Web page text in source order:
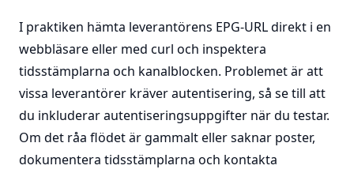
I praktiken hämta leverantörens EPG-URL direkt i en
webbläsare eller med curl och inspektera
tidsstämplarna och kanalblocken. Problemet är att
vissa leverantörer kräver autentisering, så se till att
du inkluderar autentiseringsuppgifter när du testar.
Om det råa flödet är gammalt eller saknar poster,
dokumentera tidsstämplarna och kontakta